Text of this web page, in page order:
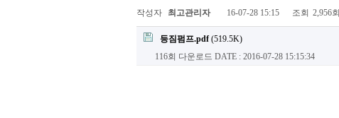
작성자 최고관리자 16-07-28 15:15 조회 2,956회
등짐펌프.pdf(519.5K)
116회 다운로드 DATE : 2016-07-28 15:15:34